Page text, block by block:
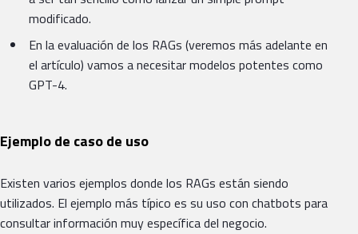
modificado.
En la evaluación de los RAGs (veremos más adelante en
el artículo) vamos a necesitar modelos potentes como
GPT-4.
Ejemplo de caso de uso
Existen varios ejemplos donde los RAGs están siendo
utilizados. El ejemplo más típico es su uso con chatbots para
consultar información muy específica del negocio.